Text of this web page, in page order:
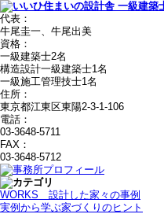
代表：
牛尾圭一、牛尾出美
資格：
一級建築士2名
構造設計一級建築士1名
一級施工管理技士1名
住所：
東京都江東区東陽2-3-1-106
電話：
03-3648-5711
FAX：
03-3648-5712
WORKS＿設計した家々の事例
実例から学ぶ家づくりのヒント